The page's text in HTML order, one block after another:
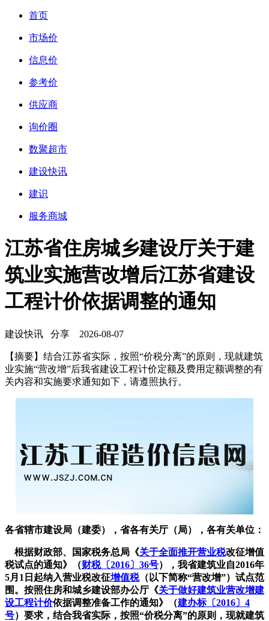
首页
市场价
信息价
参考价
供应商
询价圈
数聚超市
建设快讯
建识
服务商城
江苏省住房城乡建设厅关于建
筑业实施营改增后江苏省建设
工程计价依据调整的通知
建设快讯 分享 2026-08-07
【摘要】结合江苏省实际，按照“价税分离”的原则，现就建筑
业实施“营改增”后我省建设工程计价定额及费用定额调整的有
关内容和实施要求通知如下，请遵照执行。
各省辖市建设局（建委），省各有关厅（局），各有关单位：
根据财政部、国家税务总局《关于全面推开营业税改征增值
税试点的通知》（财税〔2016〕36号），我省建筑业自2016年
5月1日起纳入营业税改征增值税（以下简称“营改增”）试点范
围。按照住房和城乡建设部办公厅《关于做好建筑业营改增建
设工程计价依据调整准备工作的通知》（建办标〔2016〕4
号）要求，结合我省实际，按照“价税分离”的原则，现就建筑